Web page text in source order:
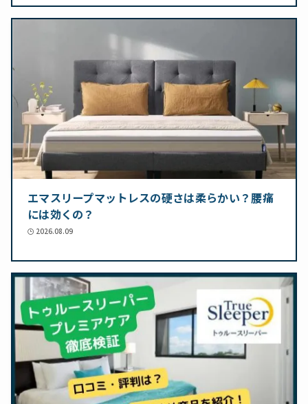
エマスリープマットレスの硬さは柔らかい？腰痛
には効くの？
2026.08.09